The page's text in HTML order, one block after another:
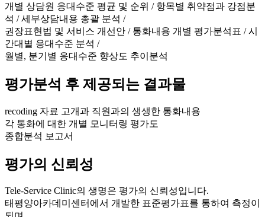
개별 상담원 응대수준 평균 및 순위 / 항목별 취약점과 강점분
석 / 세부상담내용 총괄 분석 /
권장표현법 및 서비스 개선안 / 통화내용 개별 평가분석표 / 시
간대별 응대수준 분석 /
월별, 분기별 응대수준 향상도 추이분석
평가분석 후 제공되는 결과물
recoding 자료 고개과 직원과의 생생한 통화내용
각 통화에 대한 개별 모니터링 평가도
종합분석 보고서
평가의 신뢰성
Tele-Service Clinic의 생명은 평가의 신뢰성입니다.
태평양아카데미센터에서 개발한 표준평가표를 통하여 측정이